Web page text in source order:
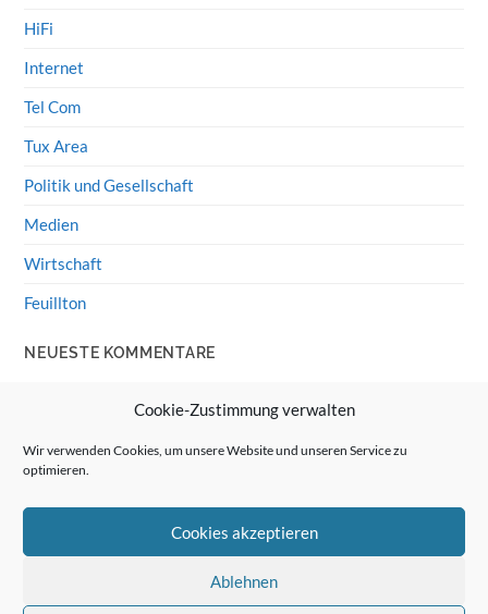
Cookie-Zustimmung verwalten
Wir verwenden Cookies, um unsere Website und unseren Service zu
optimieren.
Cookies akzeptieren
Ablehnen
HiFi
Internet
Tel Com
Tux Area
Politik und Gesellschaft
Medien
Wirtschaft
Feuillton
NEUESTE KOMMENTARE
Wolff von Rechenberg
Linux Mint: Google Drive integrieren
HiFi-Klassiker: Celestion 3